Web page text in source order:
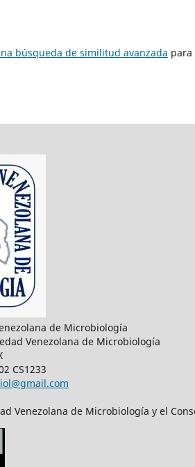
búsqueda de similitud avanzada para
de Microbiología
Venezolana de Microbiología
CS1233
Venezolana de Microbiología y el